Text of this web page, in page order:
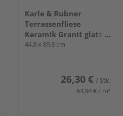
Karle & Rubner
Terrassenfliese
Keramik Granit glatt
TERRACON® Tavola -
44,8 x 89,8 cm
26,30 € / Stk.
64,94 € / m²